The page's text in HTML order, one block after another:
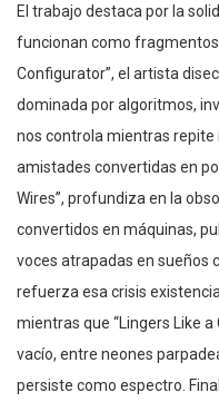
El trabajo destaca por la
funcionan como fragmentos
Configurator”, el artista
dominada por algoritmos,
nos controla mientras
amistades convertidas en
Wires”, profundiza en la
convertidos en máquinas,
voces atrapadas en sueños
refuerza esa crisis
mientras que “Lingers Like
vacío, entre neones
persiste como espectro.